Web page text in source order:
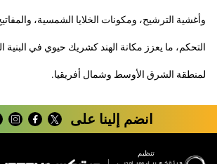
وأغشية الترشيح، ومكونات الخلايا الشمسية،
التحكم، ما يعزز مكانة الهند كشريك حيوي في البنية
لمنطقة الشرق الأوسط وشمال أفريقيا.
انضم إلينا على
تنظيم